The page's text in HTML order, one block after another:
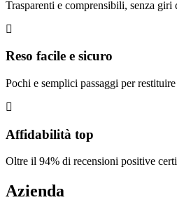
Trasparenti e comprensibili, senza giri
Reso facile e sicuro
Pochi e semplici passaggi per
Affidabilità top
Oltre il 94% di recensioni positive
Azienda